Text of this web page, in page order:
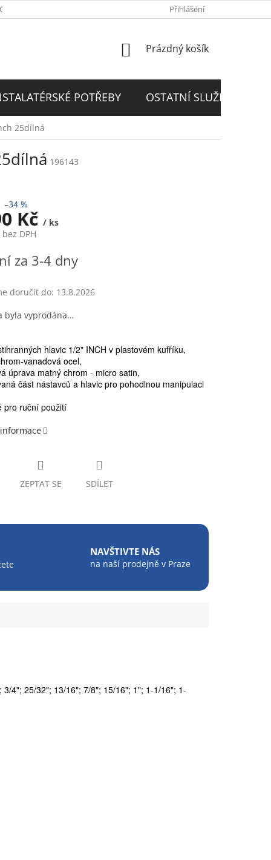
Přihlášení
NÁKUPNÍ
Prázdný košík
POTŘEBY OSTATNÍ SLUŽBY
25dílná
196143
–34 %
Kč / ks
DPH
za 3-4 dny
doručit do: 13.8.2026
byla vyprodána…
hlavic 1/2" INCH v plastovém kufříku,
vanadová ocel,
úprava matný chrom - micro satin,
část nástavců a hlavic pro pohodlnou manipulaci
pro ruční použití
ZEPTAT SE SDÍLET
NAVŠTIVTE NÁS
na naší prodejně v Praze
4"; 25/32"; 13/16"; 7/8"; 15/16"; 1"; 1-1/16"; 1-